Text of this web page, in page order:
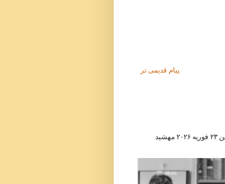
پیام قدیمی تر
مصاحبه هفته‌نامه آلمانی دی سایت ( Die Zeit ) با مهشید امیرشاهی مصاحبه گر سارا معین ۲۳ فوریه ۲۰۲۶ مهشید